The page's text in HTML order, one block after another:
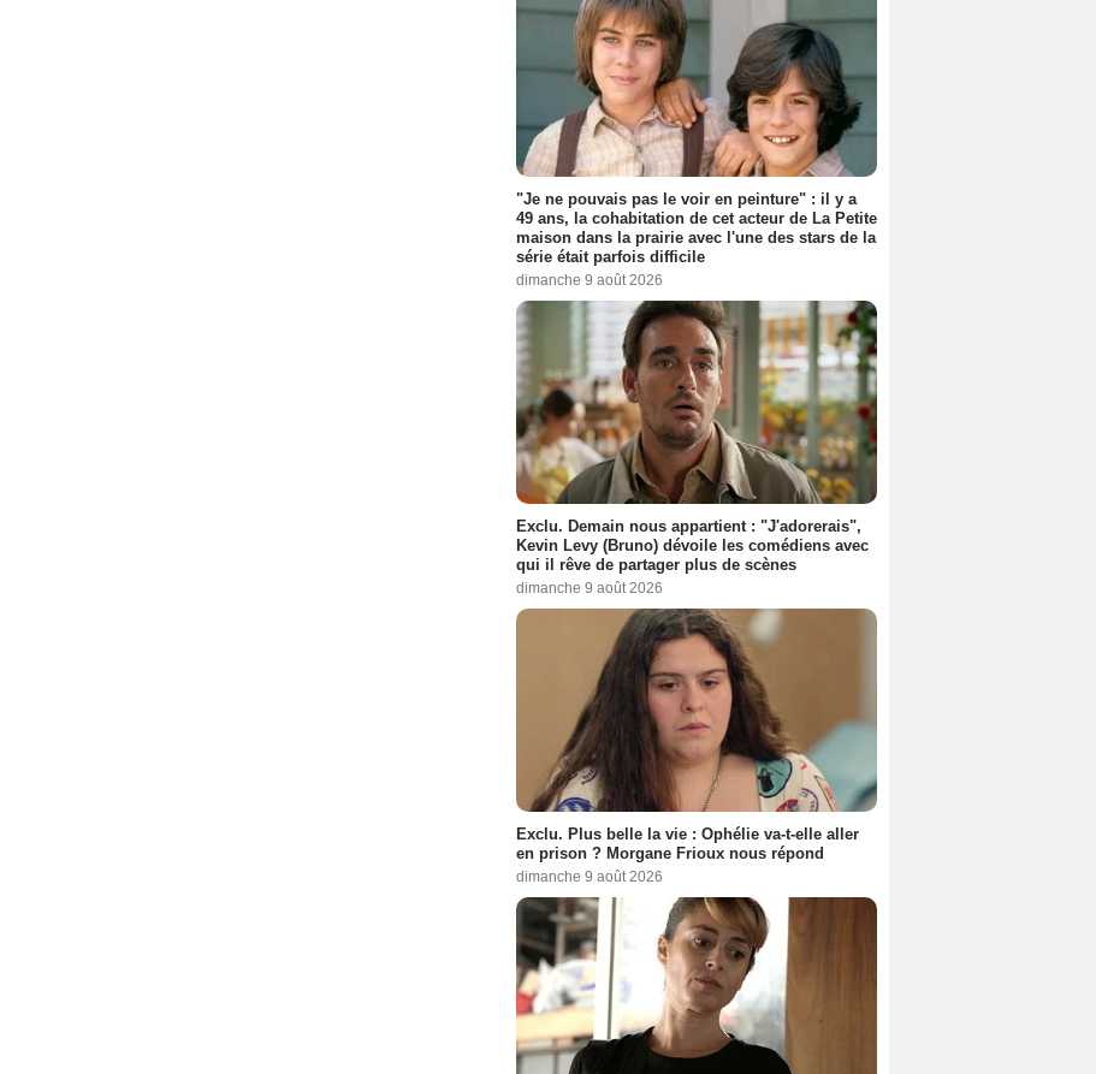
"Je ne pouvais pas le voir en peinture" : il y a
49 ans, la cohabitation de cet acteur de La Petite
maison dans la prairie avec l'une des stars de la
série était parfois difficile
dimanche 9 août 2026
Exclu. Demain nous appartient : "J'adorerais",
Kevin Levy (Bruno) dévoile les comédiens avec
qui il rêve de partager plus de scènes
dimanche 9 août 2026
Exclu. Plus belle la vie : Ophélie va-t-elle aller
en prison ? Morgane Frioux nous répond
dimanche 9 août 2026